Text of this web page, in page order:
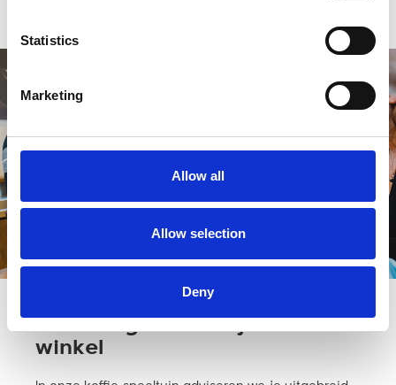
Statistics
Marketing
Allow all
Allow selection
Deny
winkel